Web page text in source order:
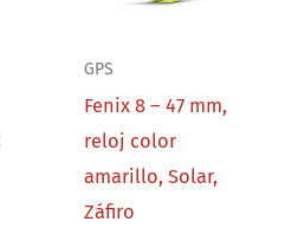
GPS
Fenix 8 – 47 mm,
reloj color
amarillo, Solar,
Záfiro